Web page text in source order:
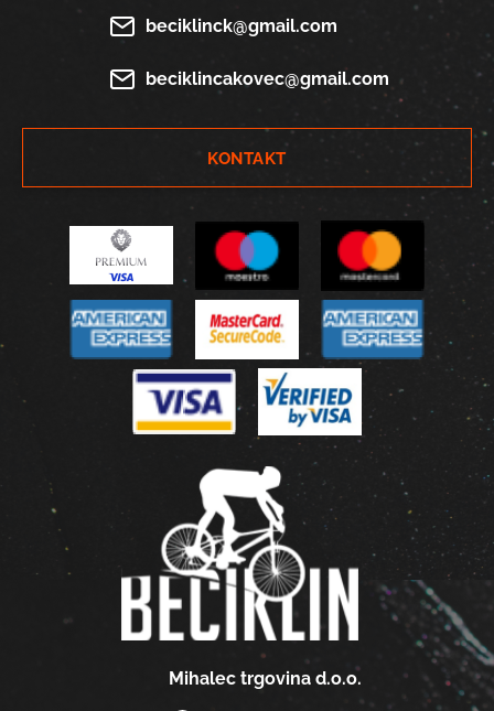
Mihalec trgovina d.o.o.
beciklinck@gmail.com
beciklincakovec@gmail.com
KONTAKT